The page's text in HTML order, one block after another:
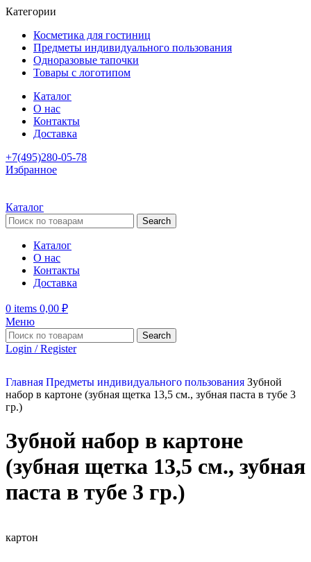
Категории
Косметика для гостиниц
Предметы индивидуального пользования
Одноразовые тапочки
Товары с логотипом
Каталог
О нас
Контакты
Доставка
+7(495)280-05-78
Избранное
Каталог
Search
Каталог
О нас
Контакты
Доставка
0 items 0,00 ₽
Меню
Search
Login / Register
Главная Предметы индивидуального пользования Зубной
набор в картоне (зубная щетка 13,5 см., зубная паста в тубе 3
гр.)
Зубной набор в картоне
(зубная щетка 13,5 см., зубная
паста в тубе 3 гр.)
картон